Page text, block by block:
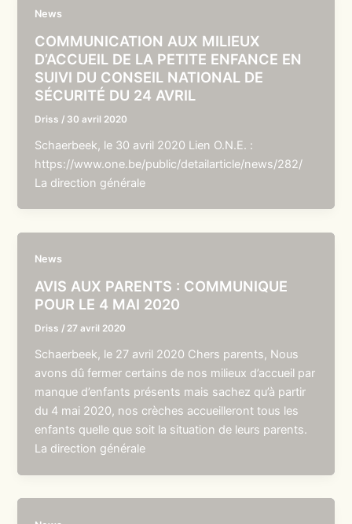
News
COMMUNICATION AUX MILIEUX
D’ACCUEIL DE LA PETITE ENFANCE EN
SUIVI DU CONSEIL NATIONAL DE
SÉCURITÉ DU 24 AVRIL
Driss / 30 avril 2020
Schaerbeek, le 30 avril 2020 Lien O.N.E. :
https://www.one.be/public/detailarticle/news/282/
La direction générale
News
AVIS AUX PARENTS : COMMUNIQUE
POUR LE 4 MAI 2020
Driss / 27 avril 2020
Schaerbeek, le 27 avril 2020 Chers parents, Nous
avons dû fermer certains de nos milieux d’accueil par
manque d’enfants présents mais sachez qu’à partir
du 4 mai 2020, nos crèches accueilleront tous les
enfants quelle que soit la situation de leurs parents.
La direction générale